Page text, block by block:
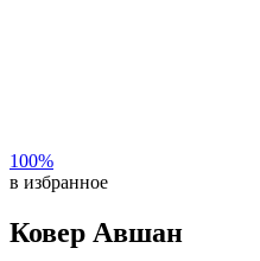
100%
в избранное
Ковер Авшан